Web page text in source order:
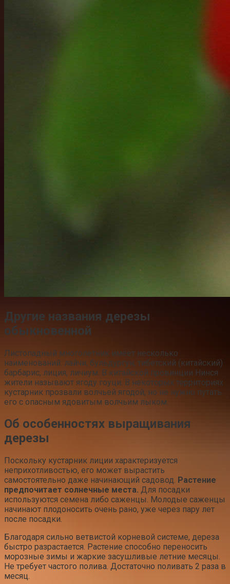
Другие названия дерезы
обыкновенной
Листопадный многолетник имеет несколько
наименований: лайчи, бульдургун, тибетский (китайский)
барбарис, лиция, личиум. В китайской провинции Нинся
жители называют ягоду гоуци. В некоторых территориях
кустарник прозвали волчьей ягодой, но не нужно путать
его с опасным ядовитым волчьим лыком.
Об особенностях выращивания
дерезы
Поскольку кустарник лиции характеризуется
неприхотливостью, его может вырастить
самостоятельно даже начинающий садовод. Растение
предпочитает солнечные места. Для посадки
используются семена либо саженцы. Молодые саженцы
начинают плодоносить очень рано, уже через пару лет
после посадки.
Благодаря сильно ветвистой корневой системе, дереза
быстро разрастается. Растение способно переносить
морозные зимы и жаркие засушливые летние месяцы.
Не требует частого полива. Достаточно поливать 2 раза в
месяц.